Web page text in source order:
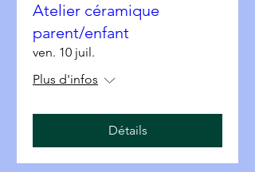
Atelier céramique
parent/enfant
ven. 10 juil.
Plus d'infos
Détails